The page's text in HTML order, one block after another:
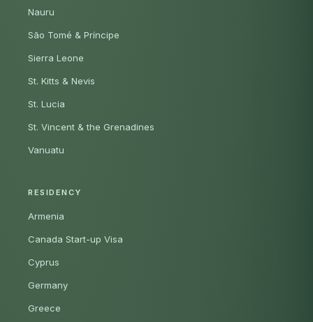
Nauru
São Tomé & Príncipe
Sierra Leone
St. Kitts & Nevis
St. Lucia
St. Vincent & the Grenadines
Vanuatu
RESIDENCY
Armenia
Canada Start-up Visa
Cyprus
Germany
Greece